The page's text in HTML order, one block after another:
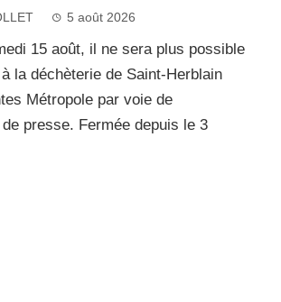
5 août 2026
15 août, il ne sera plus possible
la déchèterie de Saint-Herblain
Métropole par voie de
presse. Fermée depuis le 3